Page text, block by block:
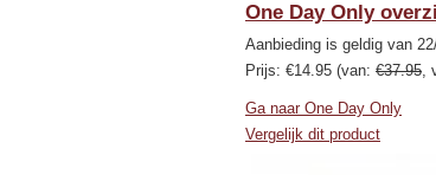
One Day Only
Aanbieding is geldig van
Prijs: €14.95 (van: €37.95,
Ga naar One Day Only
Vergelijk dit product